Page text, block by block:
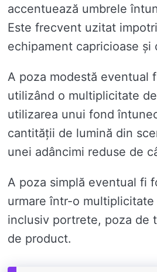
accentuează umbrele
Este frecvent uzitat
echipament capricioase și
A poza modestă eventual
utilizând o multiplicitate
utilizarea unui fond
cantității de lumină din
unei adâncimi reduse de
A poza simplă eventual fi
urmare într-o multiplicitate
inclusiv portrete, poza de
de product.